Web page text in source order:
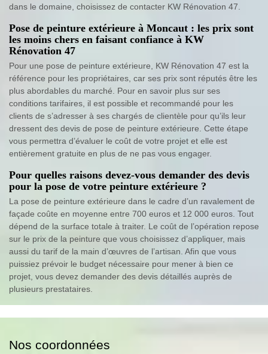
dans le domaine, choisissez de contacter KW Rénovation 47.
Pose de peinture extérieure à Moncaut : les prix sont
les moins chers en faisant confiance à KW
Rénovation 47
Pour une pose de peinture extérieure, KW Rénovation 47 est la
référence pour les propriétaires, car ses prix sont réputés être les
plus abordables du marché. Pour en savoir plus sur ses
conditions tarifaires, il est possible et recommandé pour les
clients de s’adresser à ses chargés de clientèle pour qu’ils leur
dressent des devis de pose de peinture extérieure. Cette étape
vous permettra d’évaluer le coût de votre projet et elle est
entièrement gratuite en plus de ne pas vous engager.
Pour quelles raisons devez-vous demander des devis
pour la pose de votre peinture extérieure ?
La pose de peinture extérieure dans le cadre d’un ravalement de
façade coûte en moyenne entre 700 euros et 12 000 euros. Tout
dépend de la surface totale à traiter. Le coût de l’opération repose
sur le prix de la peinture que vous choisissez d’appliquer, mais
aussi du tarif de la main d’œuvres de l’artisan. Afin que vous
puissiez prévoir le budget nécessaire pour mener à bien ce
projet, vous devez demander des devis détaillés auprès de
plusieurs prestataires.
Nos coordonnées